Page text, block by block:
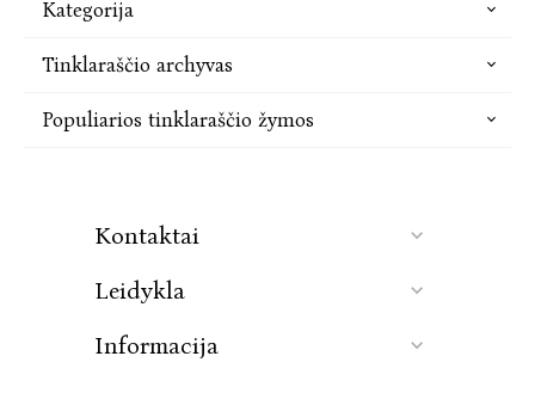
Kategorija
Tinklaraščio archyvas
Populiarios tinklaraščio žymos
Kontaktai
Leidykla
Informacija